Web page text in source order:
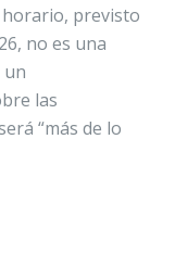
previsto
no es una
un
las
“más de lo